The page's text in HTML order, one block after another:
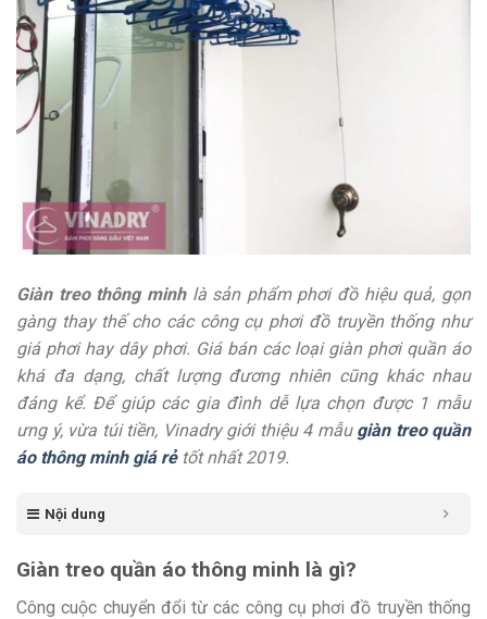
Giàn treo thông minhlà sản phẩm phơi đồ hiệu quả, gọn
gàng thay thế cho các công cụ phơi đồ truyền thống như
giá phơi hay dây phơi. Giá bán các loại giàn phơi quần áo
khá đa dạng, chất lượng đương nhiên cũng khác nhau
đáng kể. Để giúp các gia đình dễ lựa chọn được 1 mẫu
ưng ý, vừa túi tiền, Vinadry giới thiệu 4 mẫu giàn treo quần
áo thông minh giá rẻtốt nhất 2019.
Nội dung
Giàn treo quần áo thông minh là gì?
Công cuộc chuyển đổi từ các công cụ phơi đồ truyền thống